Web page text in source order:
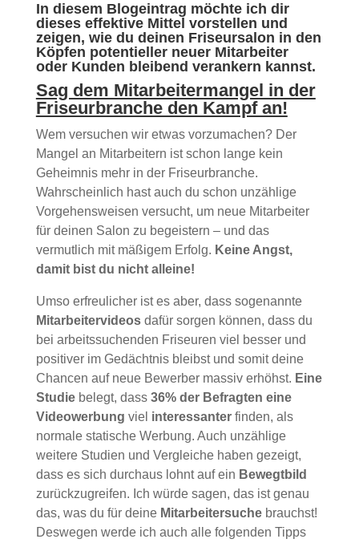
In diesem Blogeintrag möchte ich dir
dieses effektive Mittel vorstellen und
zeigen, wie du deinen Friseursalon in den
Köpfen potentieller neuer Mitarbeiter
oder Kunden bleibend verankern kannst.
Sag dem Mitarbeitermangel in der
Friseurbranche den Kampf an!
Wem versuchen wir etwas vorzumachen? Der
Mangel an Mitarbeitern ist schon lange kein
Geheimnis mehr in der Friseurbranche.
Wahrscheinlich hast auch du schon unzählige
Vorgehensweisen versucht, um neue Mitarbeiter
für deinen Salon zu begeistern – und das
vermutlich mit mäßigem Erfolg. Keine Angst,
damit bist du nicht alleine!
Umso erfreulicher ist es aber, dass sogenannte
Mitarbeitervideosdafür sorgen können, dass du
bei arbeitssuchenden Friseuren viel besser und
positiver im Gedächtnis bleibst und somit deine
Chancen auf neue Bewerber massiv erhöhst. Eine
Studiebelegt, dass 36% der Befragten eine
Videowerbung viel interessanterfinden, als
normale statische Werbung. Auch unzählige
weitere Studien und Vergleiche haben gezeigt,
dass es sich durchaus lohnt auf ein Bewegtbild
zurückzugreifen. Ich würde sagen, das ist genau
das, was du für deine Mitarbeitersuchebrauchst!
Deswegen werde ich auch alle folgenden Tipps